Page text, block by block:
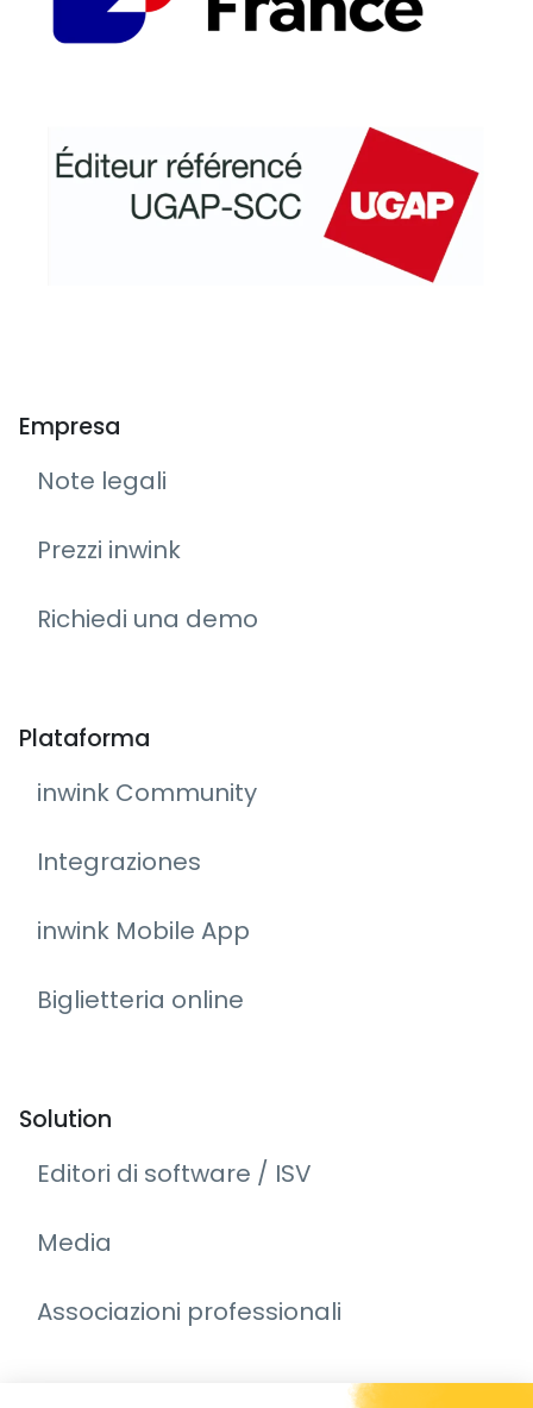
Empresa
Note legali
Prezzi inwink
Richiedi una demo
Plataforma
inwink Community
Integraziones
inwink Mobile App
Biglietteria online
Solution
Editori di software / ISV
Media
Associazioni professionali